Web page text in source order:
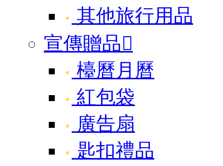
其他旅行用品
宣傳贈品
檯曆月曆
紅包袋
廣告扇
匙扣禮品